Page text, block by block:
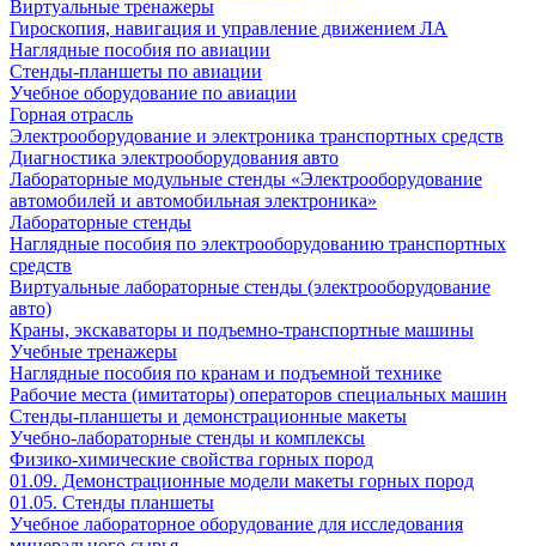
Виртуальные тренажеры
Гироскопия, навигация и управление движением ЛА
Наглядные пособия по авиации
Стенды-планшеты по авиации
Учебное оборудование по авиации
Горная отрасль
Электрооборудование и электроника транспортных средств
Диагностика электрооборудования авто
Лабораторные модульные стенды «Электрооборудование
автомобилей и автомобильная электроника»
Лабораторные стенды
Наглядные пособия по электрооборудованию транспортных
средств
Виртуальные лабораторные стенды (электрооборудование
авто)
Краны, экскаваторы и подъемно-транспортные машины
Учебные тренажеры
Наглядные пособия по кранам и подъемной технике
Рабочие места (имитаторы) операторов специальных машин
Стенды-планшеты и демонстрационные макеты
Учебно-лабораторные стенды и комплексы
Физико-химические свойства горных пород
01.09. Демонстрационные модели макеты горных пород
01.05. Стенды планшеты
Учебное лабораторное оборудование для исследования